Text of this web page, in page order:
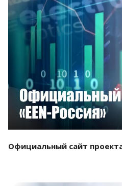
Смотреть
Официальный сайт